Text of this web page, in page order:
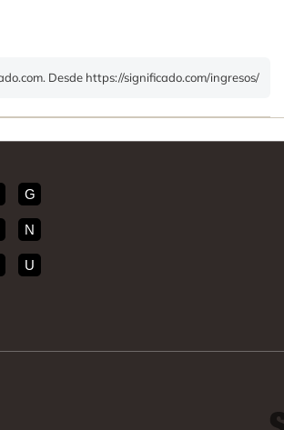
Desde https://significado.com/ingresos/
G
N
U